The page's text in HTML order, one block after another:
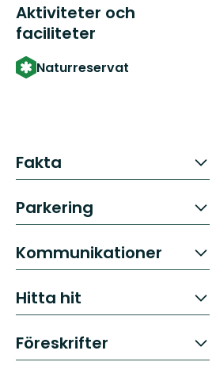
Aktiviteter och
faciliteter
Naturreservat
Fakta
Parkering
Kommunikationer
Hitta hit
Föreskrifter